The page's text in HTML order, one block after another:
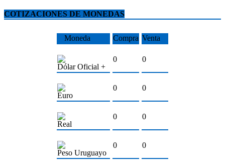
COTIZACIONES DE MONEDAS
Moneda Compra Venta
Dólar Oficial +
0 0
Euro
0 0
Real
0 0
Peso Uruguayo
0 0